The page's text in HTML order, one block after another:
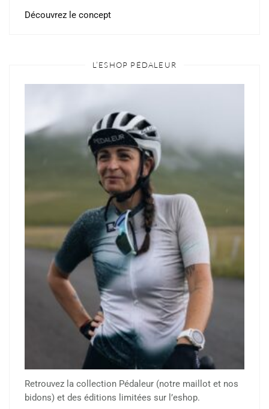
Découvrez le concept
L’ESHOP PÉDALEUR
Retrouvez la collection Pédaleur (notre maillot et nos
bidons) et des éditions limitées sur l’eshop.